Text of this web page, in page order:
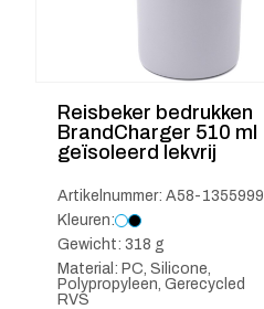
Reisbeker bedrukken
BrandCharger 510 ml
geïsoleerd lekvrij
Artikelnummer: A58-1355999
Kleuren:
Gewicht: 318 g
Material: PC, Silicone,
Polypropyleen, Gerecycled
RVS